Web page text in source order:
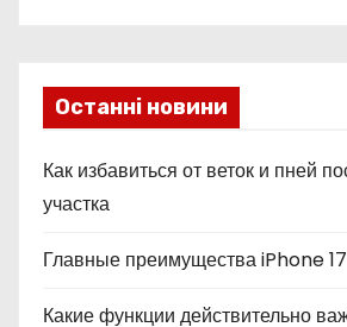
Останні новини
Как избавиться от веток и пней
участка
Главные преимущества iPhone
Какие функции действительно